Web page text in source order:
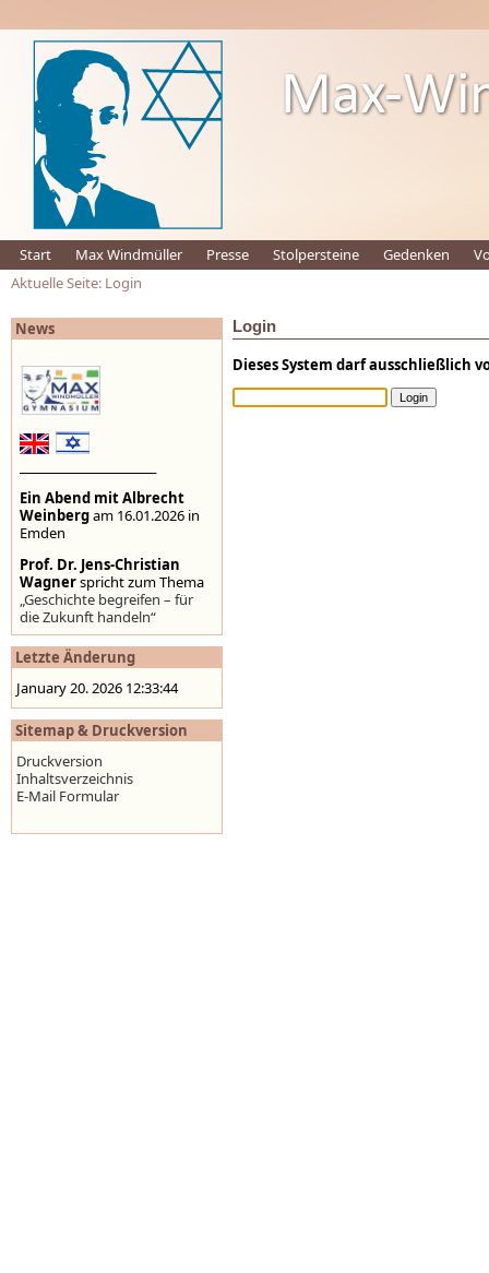
News
Ein Abend mit Albrecht
Weinbergam 16.01.2026 in
Emden
Prof. Dr. Jens-Christian
Wagnerspricht zum Thema
„Geschichte begreifen – für
die Zukunft handeln“
Stolpersteine auf der
Homepage der Stadt
Emden ,www.emden.de
Letzte Änderung
January 20. 2026 12:33:44
Sitemap & Druckversion
Druckversion
Inhaltsverzeichnis
E-Mail Formular
Start Max Windmüller Presse Stolpersteine Gedenken
Aktuelle Seite: Login
Login
Dieses System darf ausschließlich